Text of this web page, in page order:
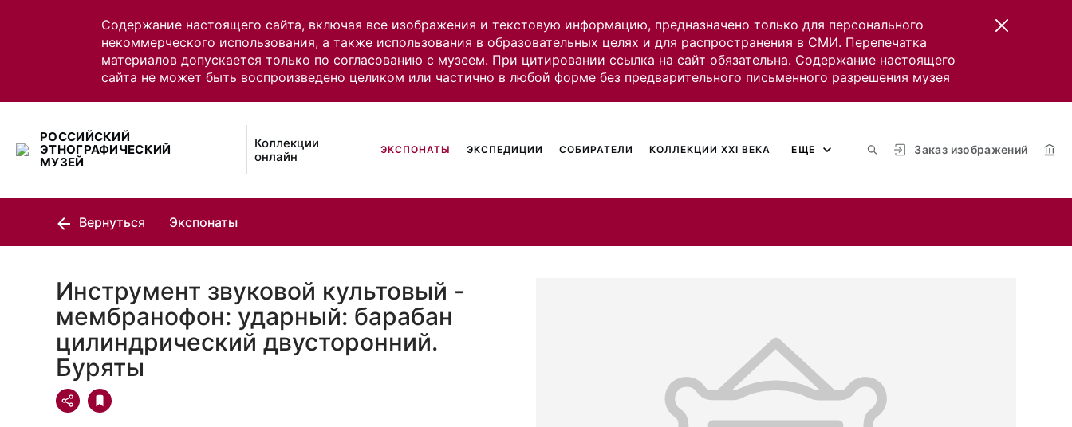
Содержание настоящего сайта, включая все изображения и текстовую информацию, предназначено только для персонального
некоммерческого использования, а также использования в образовательных целях и для распространения в СМИ. Перепечатка
материалов допускается только по согласованию с музеем. При цитировании ссылка на сайт обязательна. Содержание настоящего
сайта не может быть воспроизведено целиком или частично в любой форме без предварительного письменного разрешения музея
РОССИЙСКИЙ
ЭТНОГРАФИЧЕСКИЙ
МУЗЕЙ
Коллекции
онлайн
Заказ изображений
ЭКСПОНАТЫ ЭКСПЕДИЦИИ СОБИРАТЕЛИ КОЛЛЕКЦИИ XXI ВЕКА ЕЩЕ
Вернуться Экспонаты
Инструмент звуковой культовый -
мембранофон: ударный: барабан
цилиндрический двусторонний.
Буряты